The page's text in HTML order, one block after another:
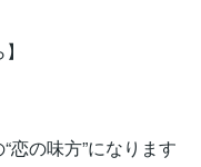
の味方”になります